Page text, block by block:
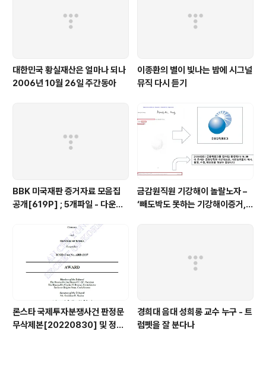
대한민국 황실재산은 얼마나 되나
2006년 10월 26일 주간동아
이종환의 별이 빛나는 밤에 시그널
뮤직 다시 듣기
BBK 미국재판 증거자료 모음집
공개[619P] ; 5개파일 - 다운로
금감원직원 기강해이 놀랄노자 –
‘빼도박도 못하는 기강해이증거,
론스타 국제투자분쟁사건 판정문
무삭제본[20220830] 및 정정
경희대 음대 성희롱 교수 누구 - 트
럼펫을 잘 분다나